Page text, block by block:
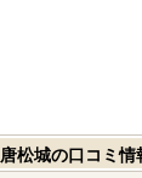
唐松城の口コミ情